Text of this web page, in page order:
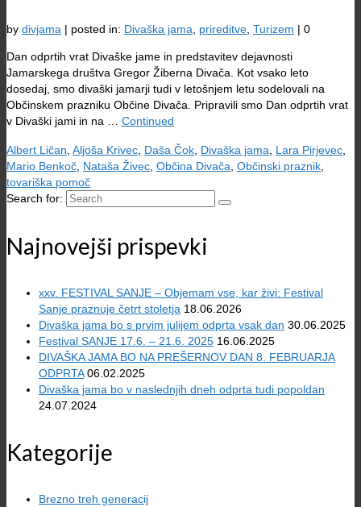
by divjama | posted in: Divaška jama prireditve Turizem | 0
Dan odprtih vrat Divaške jame in predstavitev dejavnosti
Jamarskega društva Gregor Žiberna Divača. Kot vsako leto
dosedaj, smo divaški jamarji tudi v letošnjem letu sodelovali na
Občinskem prazniku Občine Divača. Pripravili smo Dan odprtih vrat
v Divaški jami in na … Continued
Albert Ličan Aljoša Krivec Daša Čok Divaška jama Lara Pirjevec
Mario Benkoč Nataša Živec Občina Divača Občinski praznik
tovariška pomoč
Search for:
Najnovejši prispevki
xxv. FESTIVAL SANJE – Objemam vse, kar živi: Festival
Sanje praznuje četrt stoletja 18.06.2026
Divaška jama bo s prvim julijem odprta vsak dan 30.06.2025
Festival SANJE 17.6. – 21.6. 2025 16.06.2025
DIVAŠKA JAMA BO NA PREŠERNOV DAN 8. FEBRUARJA
ODPRTA 06.02.2025
Divaška jama bo v naslednjih dneh odprta tudi popoldan
24.07.2024
Kategorije
Brezno treh generacij